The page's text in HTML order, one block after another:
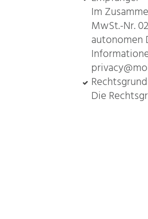
Im
MwSt.-Nr.
autonomen
Die